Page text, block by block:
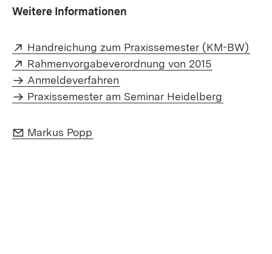
Weitere Informationen
Extern:
Handreichung zum Praxissemester (KM-BW)
Extern:
Rahmenvorgabeverordnung von 2015
Anmeldeverfahren
Praxissemester am Seminar Heidelberg
E-Mail:
Markus Popp